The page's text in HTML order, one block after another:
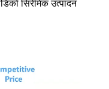
सिरेमिक उत्पादन